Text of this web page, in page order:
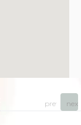
prev next